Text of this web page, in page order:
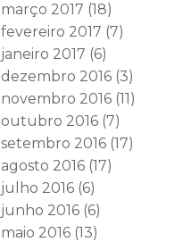
março 2017 (18)
fevereiro 2017 (7)
janeiro 2017 (6)
dezembro 2016 (3)
novembro 2016 (11)
outubro 2016 (7)
setembro 2016 (17)
agosto 2016 (17)
julho 2016 (6)
junho 2016 (6)
maio 2016 (13)